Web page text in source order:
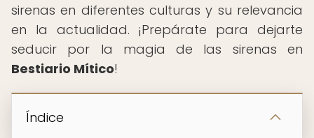
sirenas en diferentes culturas y su relevancia
en la actualidad. ¡Prepárate para dejarte
seducir por la magia de las sirenas en
Bestiario Mítico!
Índice